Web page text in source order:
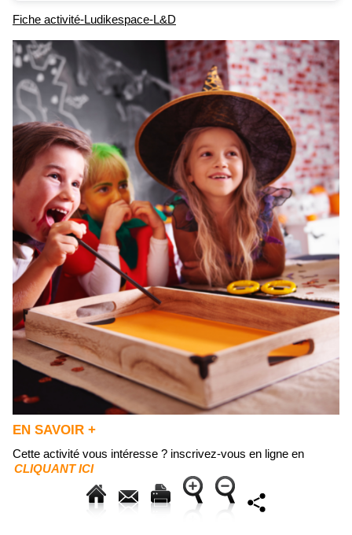
Fiche activité-Ludikespace-L&D
EN SAVOIR +
Cette activité vous intéresse ? inscrivez-vous en ligne en
CLIQUANT ICI